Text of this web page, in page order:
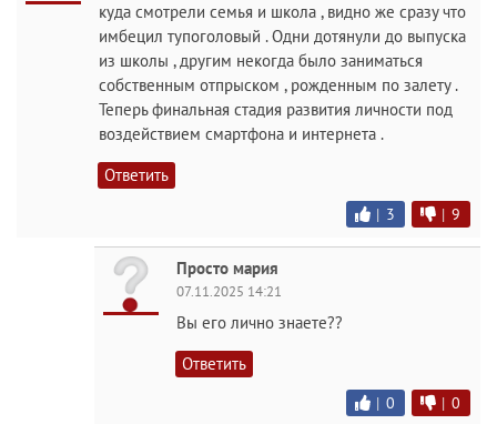
куда смотрели семья и школа , видно же сразу что
имбецил тупоголовый . Одни дотянули до выпуска
из школы , другим некогда было заниматься
собственным отпрыском , рожденным по залету .
Теперь финальная стадия развития личности под
воздействием смартфона и интернета .
Ответить
| 3 | 9
Просто мария
07.11.2025 14:21
Вы его лично знаете??
Ответить
| 0 | 0